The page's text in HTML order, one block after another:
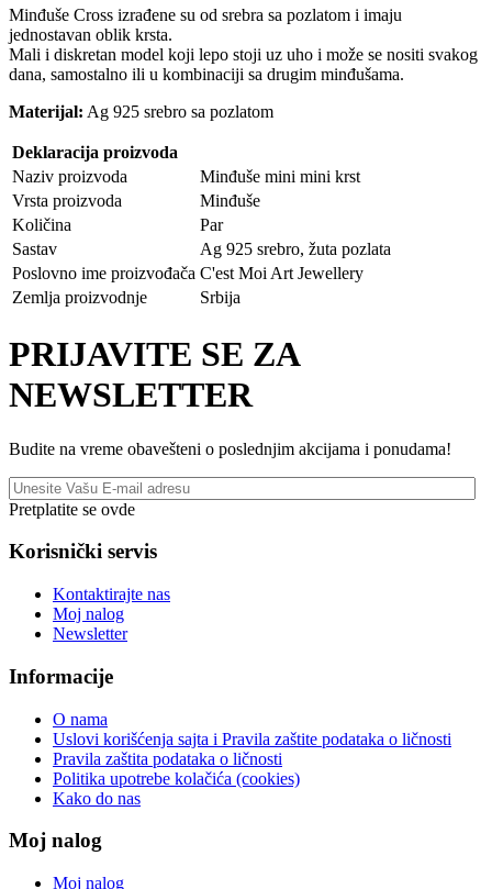
Minđuše Cross izrađene su od srebra sa pozlatom i imaju
jednostavan oblik krsta.
Mali i diskretan model koji lepo stoji uz uho i može se nositi svakog
dana, samostalno ili u kombinaciji sa drugim minđušama.
Materijal: Ag 925 srebro sa pozlatom
Deklaracija proizvoda
Naziv proizvoda
Minđuše mini mini krst
Vrsta proizvoda
Minđuše
Količina
Par
Sastav
Ag 925 srebro, žuta pozlata
Poslovno ime proizvođača C'est Moi Art Jewellery
Zemlja proizvodnje
Srbija
PRIJAVITE SE ZA
NEWSLETTER
Budite na vreme obavešteni o poslednjim akcijama i ponudama!
Pretplatite se ovde
Korisnički servis
Kontaktirajte nas
Moj nalog
Newsletter
Informacije
O nama
Uslovi korišćenja sajta i Pravila zaštite podataka o ličnosti
Pravila zaštita podataka o ličnosti
Politika upotrebe kolačića (cookies)
Kako do nas
Moj nalog
Moj nalog